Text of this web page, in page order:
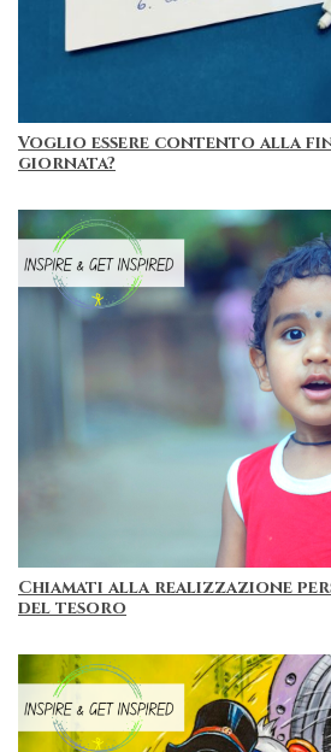
Voglio essere contento alla
giornata?
Chiamati alla realizzazione
del tesoro